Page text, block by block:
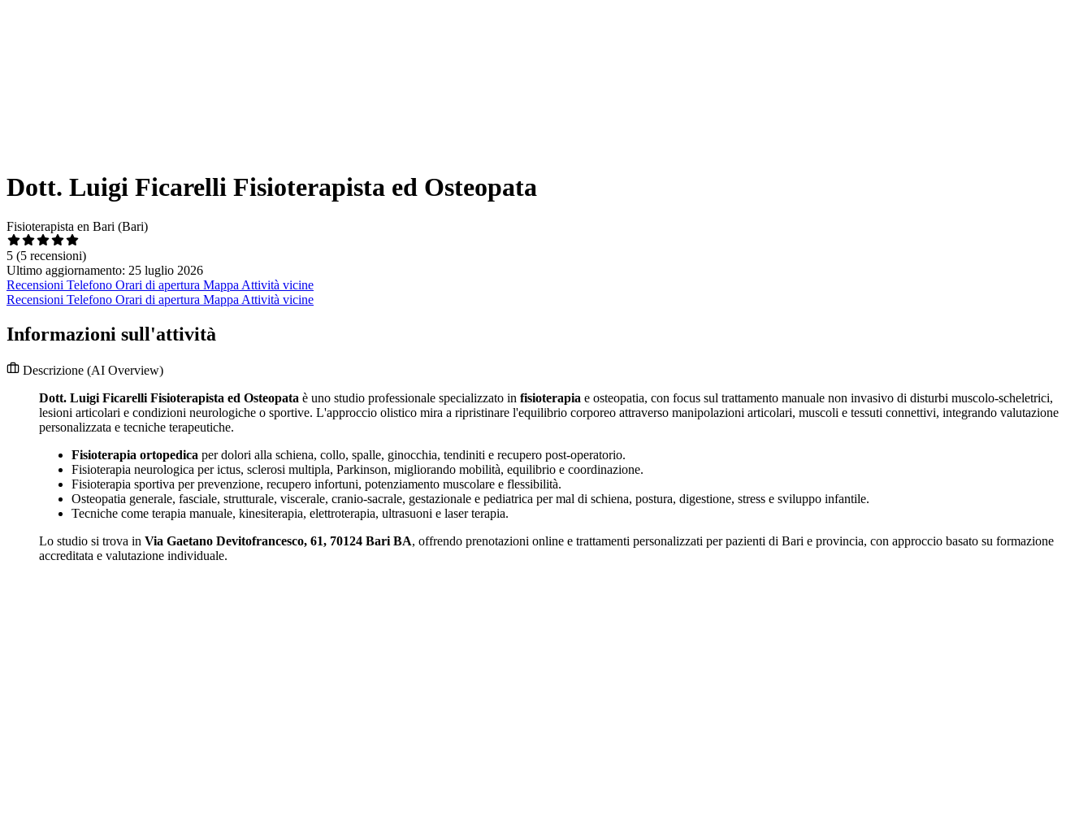
Dott. Luigi Ficarelli Fisioterapista ed Osteopata
Fisioterapista en Bari (Bari)
5 (5 recensioni)
Ultimo aggiornamento: 25 luglio 2026
Recensioni Telefono Orari di apertura Mappa Attività vicine
Recensioni Telefono Orari di apertura Mappa Attività vicine
Informazioni sull'attività
Descrizione (AI Overview)
Dott. Luigi Ficarelli Fisioterapista ed Osteopata è uno studio professionale specializzato in fisioterapia e osteopatia, con focus sul trattamento manuale non invasivo di disturbi muscolo-scheletrici,
lesioni articolari e condizioni neurologiche o sportive. L'approccio olistico mira a ripristinare l'equilibrio corporeo attraverso manipolazioni articolari, muscoli e tessuti connettivi, integrando valutazione
personalizzata e tecniche terapeutiche.
Fisioterapia ortopedica per dolori alla schiena, collo, spalle, ginocchia, tendiniti e recupero post-operatorio.
Fisioterapia neurologica per ictus, sclerosi multipla, Parkinson, migliorando mobilità, equilibrio e coordinazione.
Fisioterapia sportiva per prevenzione, recupero infortuni, potenziamento muscolare e flessibilità.
Osteopatia generale, fasciale, strutturale, viscerale, cranio-sacrale, gestazionale e pediatrica per mal di schiena, postura, digestione, stress e sviluppo infantile.
Tecniche come terapia manuale, kinesiterapia, elettroterapia, ultrasuoni e laser terapia.
Lo studio si trova in Via Gaetano Devitofrancesco, 61, 70124 Bari BA, offrendo prenotazioni online e trattamenti personalizzati per pazienti di Bari e provincia, con approccio basato su formazione
accreditata e valutazione individuale.